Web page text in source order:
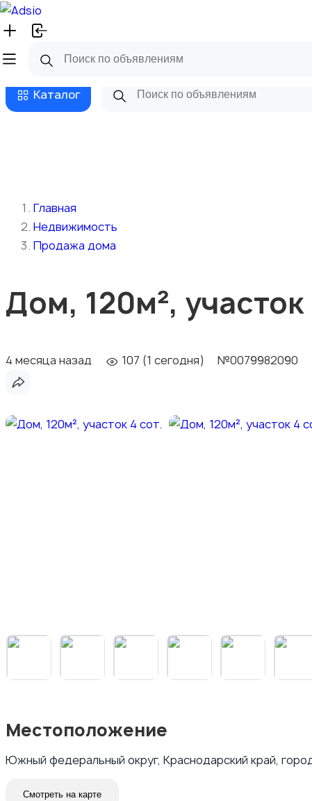
Русский
Каталог
Главная
Недвижимость
Продажа дома
Дом, 120м²,
4 месяца назад 107 (1 сегодня) №0079982090
Местоположение
Южный федеральный округ, Краснодарский край,
Смотреть на карте